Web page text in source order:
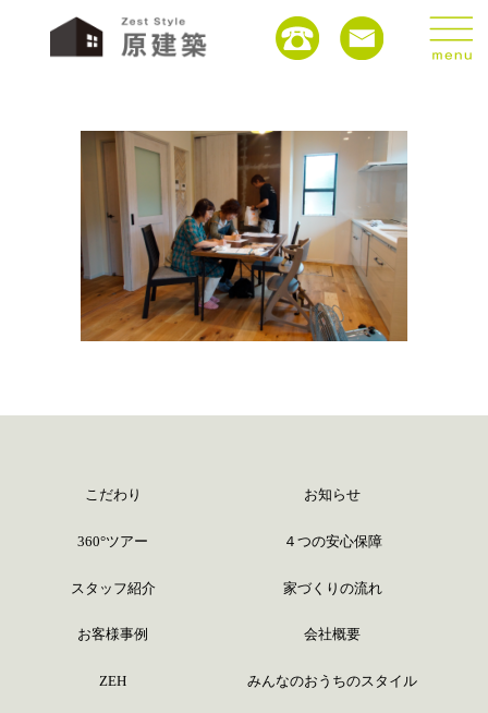
こだわり
360°ツアー
スタッフ紹介
お客様事例
ZEH
お知らせ
４つの安心保障
家づくりの流れ
会社概要
みんなのおうちのスタイル